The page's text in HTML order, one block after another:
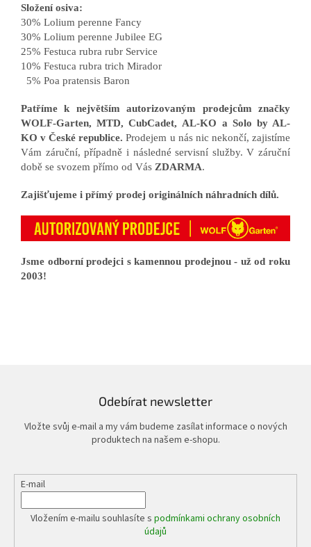
Složení osiva:
30% Lolium perenne Fancy
30% Lolium perenne Jubilee EG
25% Festuca rubra rubr Service
10% Festuca rubra trich Mirador
5% Poa pratensis Baron
Patříme k největším autorizovaným prodejcům značky
WOLF-Garten, MTD, CubCadet, AL-KO a Solo by AL-
KO v České republice.Prodejem u nás nic nekončí, zajistíme
Vám záruční, případně i následné servisní služby. V záruční
době se svozem přímo od Vás ZDARMA.
Zajišťujeme i přímý prodej originálních náhradních dílů.
Jsme odborní prodejci s kamennou prodejnou - už od roku
2003!
Odebírat newsletter
Vložte svůj e-mail a my vám budeme zasílat informace o nových
produktech na našem e-shopu.
E-mail
Vložením e-mailu souhlasíte s podmínkami ochrany osobních
údajů